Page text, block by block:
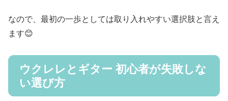
なので、最初の一歩としては取り入れやすい選択肢と言え
ます😊
ウクレレとギター 初心者が失敗しな
い選び方